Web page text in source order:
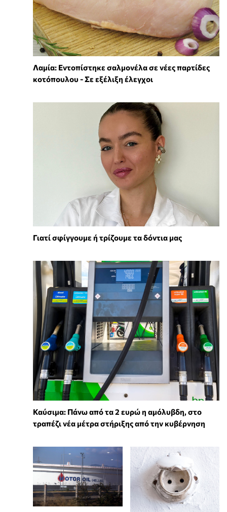
Λαμία: Εντοπίστηκε σαλμονέλα σε νέες παρτίδες
κοτόπουλου - Σε εξέλιξη έλεγχοι
Γιατί σφίγγουμε ή τρίζουμε τα δόντια μας
Καύσιμα: Πάνω από τα 2 ευρώ η αμόλυβδη, στο
τραπέζι νέα μέτρα στήριξης από την κυβέρνηση